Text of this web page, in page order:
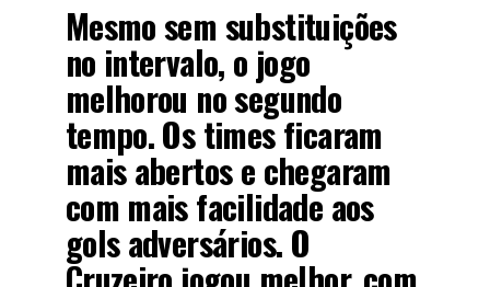
Mesmo sem substituições
no intervalo, o jogo
melhorou no segundo
tempo. Os times ficaram
mais abertos e chegaram
com mais facilidade aos
gols adversários. O